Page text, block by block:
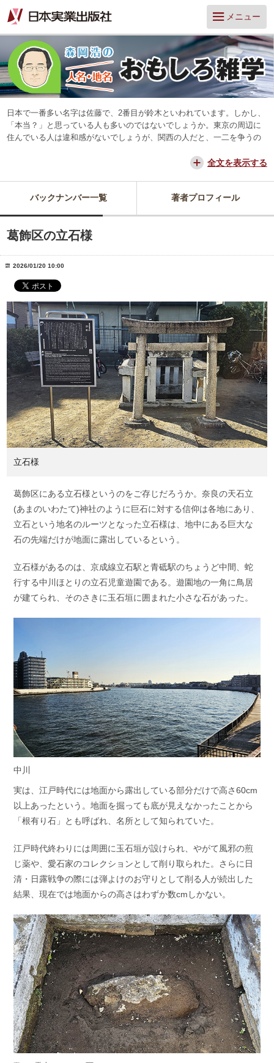
メニュー
日本で一番多い名字は佐藤で、2番目が鈴木といわれています。しかし、
「本当？」と思っている人も多いのではないでしょうか。東京の周辺に
住んでいる人は違和感がないでしょうが、関西の人だと、一二を争うの
交通が便利になって、東京からだと、離島や山中を除いてほとんどの所
思っています。
全文を表示する
バックナンバー一覧 著者プロフィール
葛飾区の立石様
2026/01/20 10:00
立石様
葛飾区にある立石様というのをご存じだろうか。奈良の天石立
(あまのいわたて)神社のように巨石に対する信仰は各地にあり、
立石という地名のルーツとなった立石様は、地中にある巨大な
石の先端だけが地面に露出しているという。
立石様があるのは、京成線立石駅と青砥駅のちょうど中間、蛇
行する中川ほとりの立石児童遊園である。遊園地の一角に鳥居
が建てられ、そのさきに玉石垣に囲まれた小さな石があった。
中川
実は、江戸時代には地面から露出している部分だけで高さ60cm
以上あったという。地面を掘っても底が見えなかったことから
「根有り石」とも呼ばれ、名所として知られていた。
江戸時代終わりには周囲に玉石垣が設けられ、やがて風邪の煎
じ薬や、愛石家のコレクションとして削り取られた。さらに日
清・日露戦争の際には弾よけのお守りとして削る人が続出した
結果、現在では地面からの高さはわずか数cmしかない。